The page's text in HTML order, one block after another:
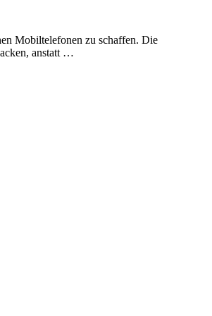
Mobiltelefonen zu schaffen. Die
anstatt …